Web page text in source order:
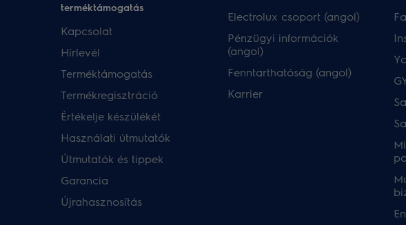
terméktámogatás
Kapcsolat
Hírlevél
Terméktámogatás
Termékregisztráció
Értékelje készülékét
Használati útmutatók
Útmutatók és tippek
Garancia
Újrahasznosítás
Electrolux csoport (angol)
Pénzügyi információk
(angol)
Fenntarthatóság (angol)
Karrier